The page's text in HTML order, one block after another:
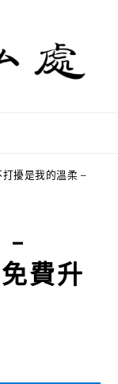
打擾是我的溫柔 –
–
費升